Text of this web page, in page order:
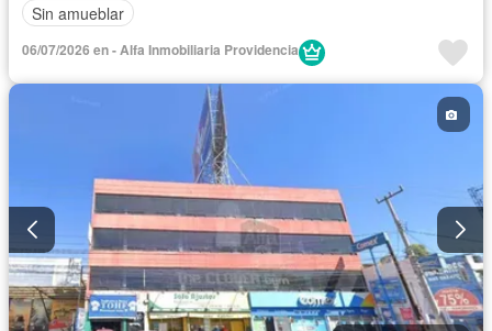
Sin amueblar
06/07/2026 en - Alfa Inmobiliaria Providencia